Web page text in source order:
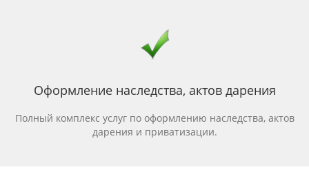
Оформление наследства, актов дарения
Полный комплекс услуг по оформлению наследства, актов
дарения и приватизации.